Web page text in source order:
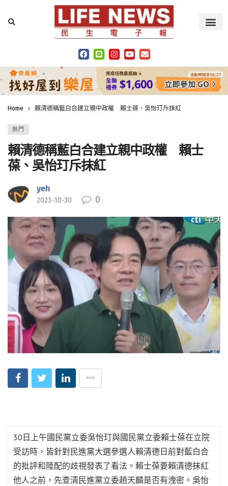
Home 賴清德稱藍白合建立親中政權 賴士葆、吳怡玎斥抹紅
熱門
賴清德稱藍白合建立親中政權 賴士
葆、吳怡玎斥抹紅
yeh
2023-10-30 0
30日上午國民黨立委吳怡玎與國民黨立委賴士葆在立院
受訪時，皆針對民進黨大選參選人賴清德日前對藍白合
的批評和陸配的歧視發表了看法。賴士葆要賴清德抹紅
他人之前，先查清民進黨立委趙天麟是否有洩密。吳怡